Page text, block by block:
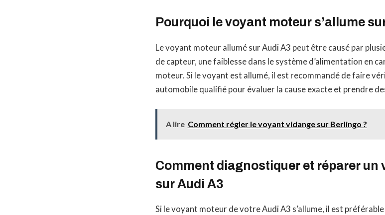
Pourquoi le voyant moteur s’allume
Le voyant moteur allumé sur Audi A3 peut être causé par
de capteur, une faiblesse dans le système d’alimentation en
moteur. Si le voyant est allumé, il est recommandé de faire
automobile qualifié pour évaluer la cause exacte et prendre
A lire Comment régler le voyant vidange sur Berlingo ?
Comment diagnostiquer et réparer un
sur Audi A3
Si le voyant moteur de votre Audi A3 s’allume, il est